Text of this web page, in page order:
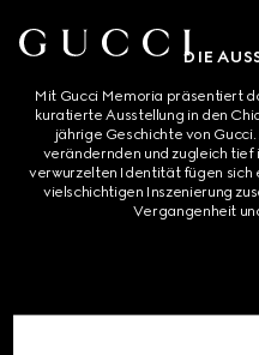
DIE
Mit Gucci Memoria präsentiert
kuratierte Ausstellung in den
jährige Geschichte von
verändernden und zugleich tief
verwurzelten Identität fügen sich
vielschichtigen Inszenierung
Vergangenheit
Vittorio Accornero entworfene